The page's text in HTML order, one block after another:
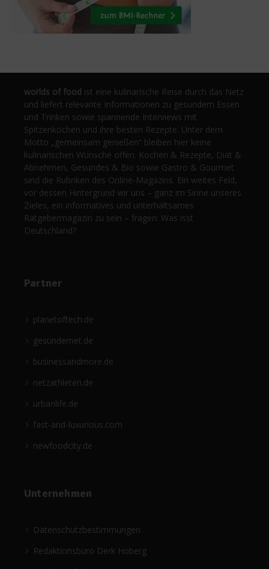
worlds of food ist eine kulinarische Reise durch das Netz
und liefert relevante Informationen zu gesundem Essen
und Trinken sowie spannende Interviews mit
Spitzenköchen und ihre besten Rezepte. Unter dem
Motto „gemeinsam genießen“ bleiben hier keine
kulinarischen Wünsche offen. Kochen & Rezepte, Diät &
Abnehmen, Gesundes & Bio sowie Gastro & Gourmet
sind die Rubriken des Online-Magazins. Ein weites Feld,
vor dessen Hintergrund wir uns – ganz im Sinne unseres
Zieles, ein informatives und unterhaltsames
Ratgebermagazin zu sein – fragen: Was isst
Deutschland?
Partner
planetoftech.de
gesündernet.de
businessandmore.de
netzathleten.de
urbanlife.de
fast-and-luxurious.com
newfoodcity.de
Unternehmen
Datenschutzbestimmungen
Redaktionsbüro Derk Hoberg